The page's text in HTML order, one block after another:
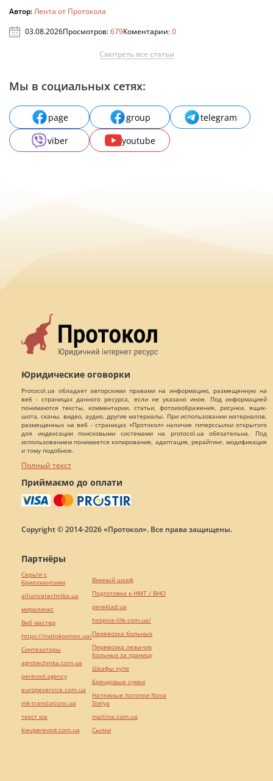
Автор:Лента от Протокола
03.08.2026Просмотров:679Коментарии:0
Смотреть все статьи
Мы в социальных сетях:
page group
telegram
viber
youtube
Юридические оговорки
Protocol.ua обладает авторскими правами на информацию, размещенную на
веб - страницах данного ресурса, если не указано иное. Под информацией
понимаются тексты, комментарии, статьи, фотоизображения, рисунки, ящик-
шота, сканы, видео, аудио, другие материалы. При использовании материалов,
размещенных на веб - страницах «Протокол» наличие гиперссылки открытого
для индексации поисковыми системами на protocol.ua обязательна. Под
использованием понимается копирования, адаптация, рерайтинг, модификация
и тому подобное.
Полный текст
Приймаємо до оплати
Copyright © 2014-2026 «Протокол». Все права защищены.
Партнёры
Серьги с
бриллиантами
alliancetechnika.ua
миралинкс
Веб мастер
https://motokosmos.ua/
Синтезаторы
agrotechnika.com.ua
perevod.agency
europeservice.com.ua
mk-translations.ua
текст юа
kievperevod.com.ua
Винный шкаф
Подготовка к НМТ / ВНО
pereklad.ua
hospice-life.com.ua/
Перевозка больных
Перевозка лежачих
больных за границу
Шкафы купе
Брендовые сумки
Натяжные потолки Nova
Stelya
maltina.com.ua
Cылки